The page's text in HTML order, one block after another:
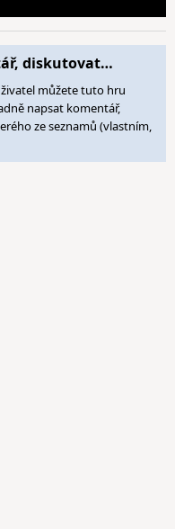
diskutovat…
můžete tuto hru
napsat komentář,
ze seznamů (vlastním,